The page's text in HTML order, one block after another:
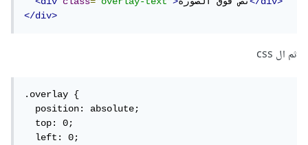
</div>
ثم ال css
.overlay {
  position: absolute;
  top: 0;
  left: 0;